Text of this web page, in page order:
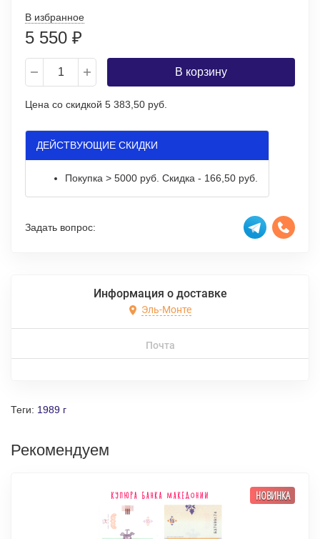
В избранное
5 550 ₽
В корзину
Цена со скидкой 5 383,50 руб.
ДЕЙСТВУЮЩИЕ СКИДКИ
Покупка > 5000 руб. Скидка - 166,50 руб.
Задать вопрос:
Информация о доставке
Эль-Монте
Почта
Теги: 1989 г
Рекомендуем
НОВИНКА